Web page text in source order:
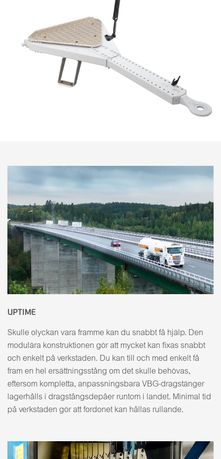
UPTIME
Skulle olyckan vara framme kan du snabbt få hjälp. Den
modulära konstruktionen gör att mycket kan fixas snabbt
och enkelt på verkstaden. Du kan till och med enkelt få
fram en hel ersättningsstång om det skulle behövas,
eftersom kompletta, anpassningsbara VBG-dragstänger
lagerhålls i dragstångsdepåer runtom i landet. Minimal tid
på verkstaden gör att fordonet kan hållas rullande.